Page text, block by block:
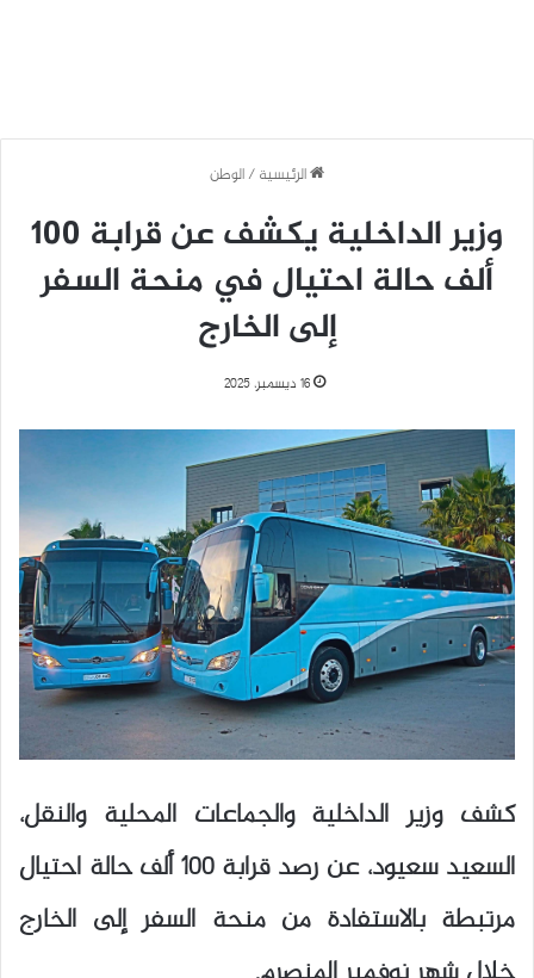
الرئيسية/الوطن
وزير الداخلية يكشف عن قرابة 100
ألف حالة احتيال في منحة السفر
إلى الخارج
16 ديسمبر، 2025
كشف وزير الداخلية والجماعات المحلية والنقل،
السعيد سعيود، عن رصد قرابة 100 ألف حالة احتيال
مرتبطة بالاستفادة من منحة السفر إلى الخارج